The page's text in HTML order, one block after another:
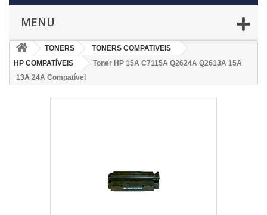
MENU
TONERS
TONERS COMPATIVEIS
HP COMPATÍVEIS
Toner HP 15A C7115A Q2624A Q2613A 15A
13A 24A Compatível